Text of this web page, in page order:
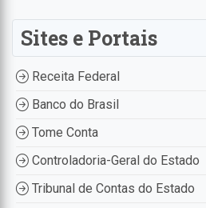
Sites e Portais
Receita Federal
Banco do Brasil
Tome Conta
Controladoria-Geral do Estado
Tribunal de Contas do Estado